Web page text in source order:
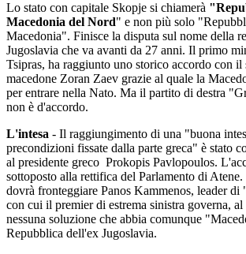
Lo stato con capitale Skopje si chiamerà
Macedonia del Nord" e non più solo
Macedonia". Finisce la disputa sul nome della
Jugoslavia che va avanti da 27 anni. Il primo
Tsipras, ha raggiunto uno storico accordo con il
macedone Zoran Zaev grazie al quale la
per entrare nella Nato. Ma il partito di destra
non è d'accordo.
L'intesa - Il raggiungimento di una "buona
precondizioni fissate dalla parte greca" è stato
al presidente greco Prokopis Pavlopoulos.
sottoposto alla rettifica del Parlamento di
dovrà fronteggiare Panos Kammenos, leader
con cui il premier di estrema sinistra governa, al
nessuna soluzione che abbia comunque
Repubblica dell'ex Jugoslavia.